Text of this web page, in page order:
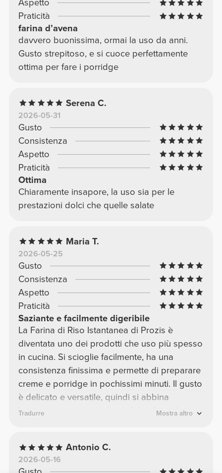
Aspetto
Praticità
farina d’avena
davvero buonissima, ormai la uso da anni.
Gusto strepitoso, e si cuoce perfettamente
ottima per fare i porridge
Serena C.
2026-05-31
Gusto
Consistenza
Aspetto
Praticità
Ottima
Chiaramente insapore, la uso sia per le
prestazioni dolci che quelle salate
Maria T.
2026-05-25
Gusto
Consistenza
Aspetto
Praticità
Saziante e facilmente digeribile
La Farina di Riso Istantanea di Prozis è
diventata uno dei prodotti che uso più spesso
in cucina. Si scioglie facilmente, ha una
consistenza finissima e permette di preparare
creme e porridge in pochissimi minuti. Il gusto
è delicato e versatile, quindi si abbina
benissimo sia a ingredienti dolci che salati.
Tradurre Mostra altro
Antonio C.
2026-05-16